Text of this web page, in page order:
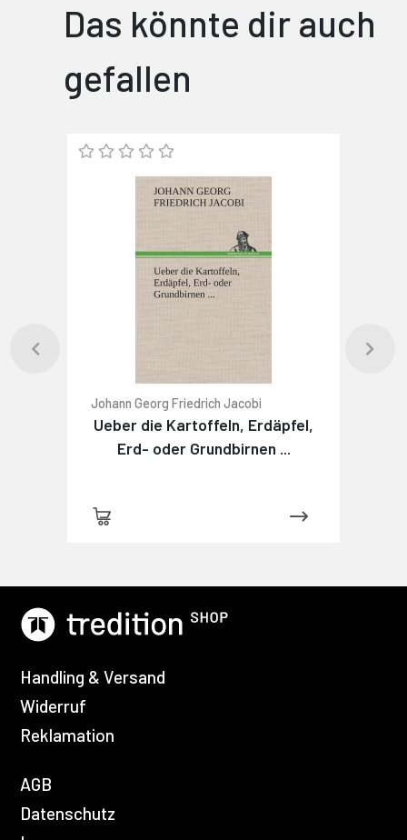
Das könnte dir auch
gefallen
Johann Georg Friedrich Jacobi
Ueber die Kartoffeln, Erdäpfel,
Erd- oder Grundbirnen ...
Handling & Versand
Widerruf
Reklamation
AGB
Datenschutz